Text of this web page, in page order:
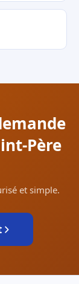
Père
et simple.